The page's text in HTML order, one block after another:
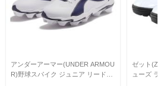
アンダーアーマー(UNDER ARMOU
R)野球スパイク ジュニア リードオ
ゼット
ューズ ラ